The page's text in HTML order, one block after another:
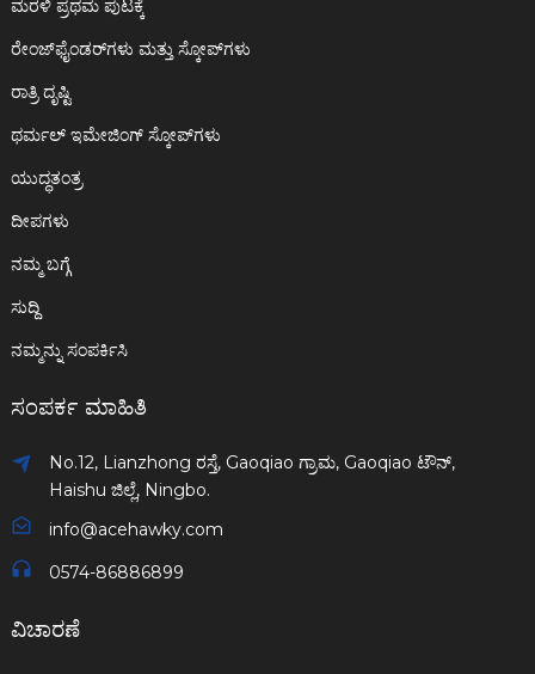
ಮರಳಿ ಪ್ರಥಮ ಪುಟಕ್ಕೆ
ರೇಂಜ್‌ಫೈಂಡರ್‌ಗಳು ಮತ್ತು ಸ್ಕೋಪ್‌ಗಳು
ರಾತ್ರಿ ದೃಷ್ಟಿ
ಥರ್ಮಲ್ ಇಮೇಜಿಂಗ್ ಸ್ಕೋಪ್‌ಗಳು
ಯುದ್ಧತಂತ್ರ
ದೀಪಗಳು
ನಮ್ಮ ಬಗ್ಗೆ
ಸುದ್ದಿ
ನಮ್ಮನ್ನು ಸಂಪರ್ಕಿಸಿ
ಸಂಪರ್ಕ ಮಾಹಿತಿ
No.12, Lianzhong ರಸ್ತೆ, Gaoqiao ಗ್ರಾಮ, Gaoqiao ಟೌನ್,
Haishu ಜಿಲ್ಲೆ, Ningbo.
info@acehawky.com
0574-86886899
ವಿಚಾರಣೆ